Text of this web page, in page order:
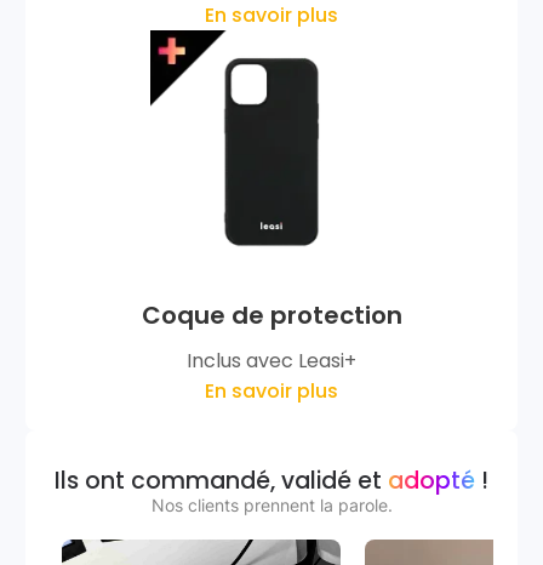
En savoir plus
Coque de protection
Inclus avec Leasi+
En savoir plus
Ils ont commandé, validé et adopté !
Nos clients prennent la parole.